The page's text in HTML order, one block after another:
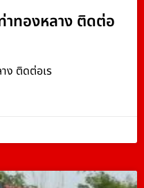
าทองหลาง ติดต่อ
ง ติดต่อเร